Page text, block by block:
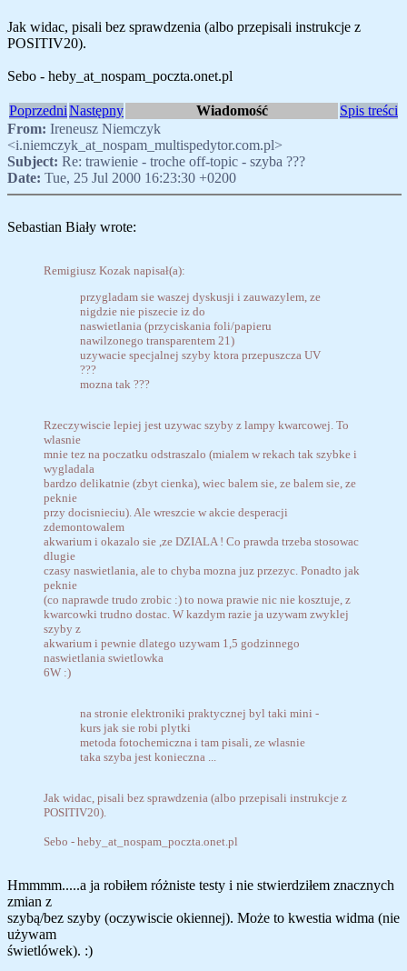
Jak widac, pisali bez sprawdzenia (albo przepisali instrukcje z
POSITIV20).
Sebo - heby_at_nospam_poczta.onet.pl
PoprzedniNastępny Wiadomość
Spis treści
From: Ireneusz Niemczyk
<i.niemczyk_at_nospam_multispedytor.com.pl>
Subject: Re: trawienie - troche off-topic - szyba ???
Date: Tue, 25 Jul 2000 16:23:30 +0200
Sebastian Biały wrote:
Remigiusz Kozak napisał(a):
przygladam sie waszej dyskusji i zauwazylem, ze
nigdzie nie piszecie iz do
naswietlania (przyciskania foli/papieru
nawilzonego transparentem 21)
uzywacie specjalnej szyby ktora przepuszcza UV
???
mozna tak ???
Rzeczywiscie lepiej jest uzywac szyby z lampy kwarcowej. To
wlasnie
mnie tez na poczatku odstraszalo (mialem w rekach tak szybke i
wygladala
bardzo delikatnie (zbyt cienka), wiec balem sie, ze balem sie, ze
peknie
przy docisnieciu). Ale wreszcie w akcie desperacji
zdemontowalem
akwarium i okazalo sie ,ze DZIALA ! Co prawda trzeba stosowac
dlugie
czasy naswietlania, ale to chyba mozna juz przezyc. Ponadto jak
peknie
(co naprawde trudo zrobic :) to nowa prawie nic nie kosztuje, z
kwarcowki trudno dostac. W kazdym razie ja uzywam zwyklej
szyby z
akwarium i pewnie dlatego uzywam 1,5 godzinnego
naswietlania swietlowka
6W :)
na stronie elektroniki praktycznej byl taki mini -
kurs jak sie robi plytki
metoda fotochemiczna i tam pisali, ze wlasnie
taka szyba jest konieczna ...
Jak widac, pisali bez sprawdzenia (albo przepisali instrukcje z
POSITIV20).
Sebo - heby_at_nospam_poczta.onet.pl
Hmmmm.....a ja robiłem różniste testy i nie stwierdziłem znacznych
zmian z
szybą/bez szyby (oczywiscie okiennej). Może to kwestia widma (nie
używam
świetlówek). :)